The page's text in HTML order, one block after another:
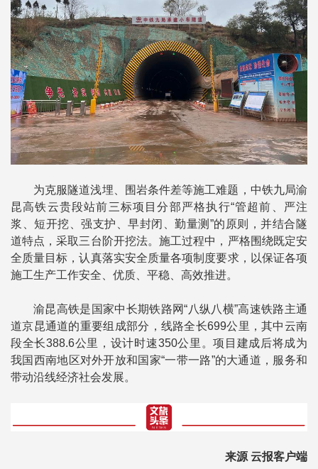
为克服隧道浅埋、围岩条件差等施工难题，中铁九局渝
昆高铁云贵段站前三标项目分部严格执行“管超前、严注
浆、短开挖、强支护、早封闭、勤量测”的原则，并结合隧
道特点，采取三台阶开挖法。施工过程中，严格围绕既定安
全质量目标，认真落实安全质量各项制度要求，以保证各项
施工生产工作安全、优质、平稳、高效推进。
渝昆高铁是国家中长期铁路网“八纵八横”高速铁路主通
道京昆通道的重要组成部分，线路全长699公里，其中云南
段全长388.6公里，设计时速350公里。项目建成后将成为
我国西南地区对外开放和国家“一带一路”的大通道，服务和
带动沿线经济社会发展。
来源 云报客户端